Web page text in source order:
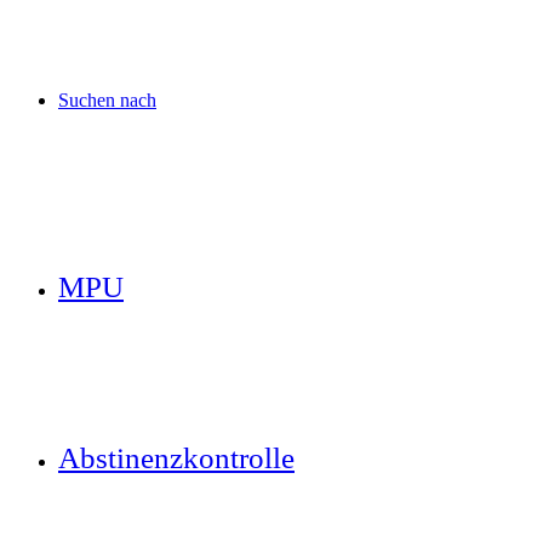
Suchen nach
MPU
Abstinenzkontrolle